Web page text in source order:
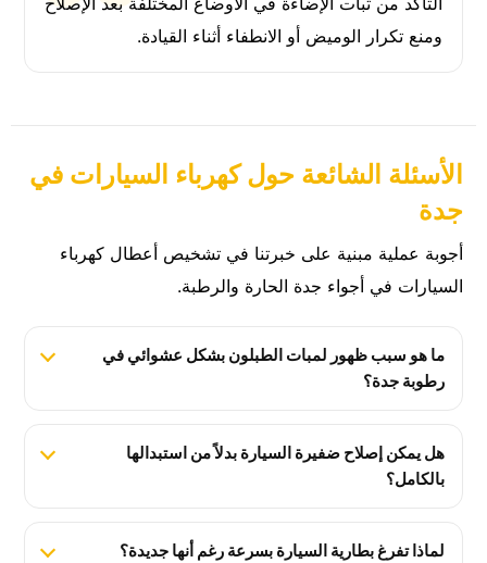
ومنع تكرار الوميض أو الانطفاء أثناء القيادة.
الأسئلة الشائعة حول كهرباء السيارات في
جدة
أجوبة عملية مبنية على خبرتنا في تشخيص أعطال كهرباء
السيارات في أجواء جدة الحارة والرطبة.
ما هو سبب ظهور لمبات الطبلون بشكل عشوائي في
رطوبة جدة؟
هل يمكن إصلاح ضفيرة السيارة بدلاً من استبدالها
بالكامل؟
لماذا تفرغ بطارية السيارة بسرعة رغم أنها جديدة؟